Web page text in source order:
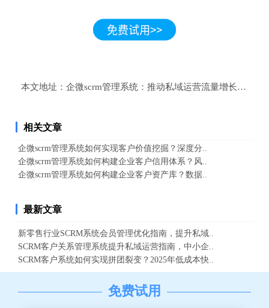
本文地址： 企微scrm管理系统：推动私域运营流量增长的最佳
相关文章
企微scrm管理系统如何实现客户价值挖掘？深度分..
企微scrm管理系统如何构建企业客户信用体系？风..
企微scrm管理系统如何构建企业客户资产库？数据..
最新文章
新零售行业SCRM系统会员管理优化指南，提升私域..
SCRM客户关系管理系统提升私域运营指南，中小企..
SCRM客户系统如何实现拼团裂变？2025年低成本快..
免费试用